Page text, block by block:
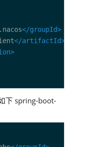
</groupId>
</artifactId>
下 spring-boot-